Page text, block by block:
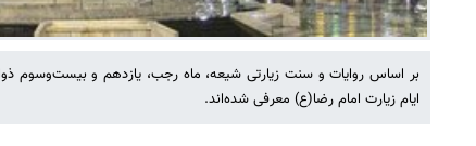
بر اساس روایات و سنت زیارتی شیعه، ماه رجب، یازدهم و بیست‌وسوم
ایام زیارت امام رضا(ع) معرفی شده‌اند.